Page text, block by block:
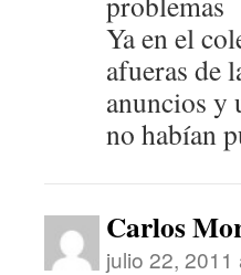
Ya en el
afueras de
anuncios y
no habían
Carlos
julio 22,